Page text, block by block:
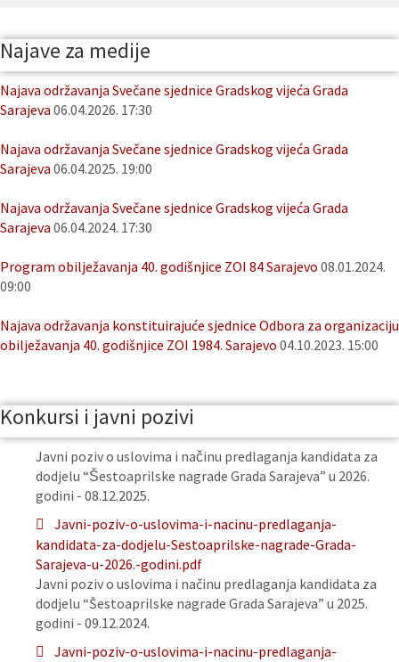
Najave za medije
Najava održavanja Svečane sjednice Gradskog vijeća Grada
Sarajeva 06.04.2026. 17:30
Najava održavanja Svečane sjednice Gradskog vijeća Grada
Sarajeva 06.04.2025. 19:00
Najava održavanja Svečane sjednice Gradskog vijeća Grada
Sarajeva 06.04.2024. 17:30
Program obilježavanja 40. godišnjice ZOI 84 Sarajevo 08.01.2024.
09:00
Najava održavanja konstituirajuće sjednice Odbora za organizaciju
obilježavanja 40. godišnjice ZOI 1984. Sarajevo 04.10.2023. 15:00
Konkursi i javni pozivi
Javni poziv o uslovima i načinu predlaganja kandidata za
dodjelu “Šestoaprilske nagrade Grada Sarajeva” u 2026.
godini - 08.12.2025.
Javni-poziv-o-uslovima-i-nacinu-predlaganja-
kandidata-za-dodjelu-Sestoaprilske-nagrade-Grada-
Sarajeva-u-2026.-godini.pdf
Javni poziv o uslovima i načinu predlaganja kandidata za
dodjelu “Šestoaprilske nagrade Grada Sarajeva” u 2025.
godini - 09.12.2024.
Javni-poziv-o-uslovima-i-nacinu-predlaganja-